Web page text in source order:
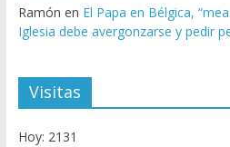
Ramón en El Papa en Bélgica,
Iglesia debe avergonzarse y pedir
Visitas
Hoy: 2131